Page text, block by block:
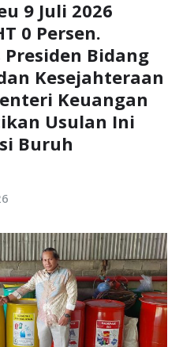
9 Juli 2026
0 Persen.
Bidang
Kesejahteraan
Keuangan
Usulan Ini
Buruh